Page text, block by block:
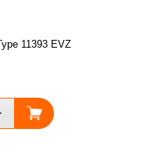
11393 EVZ